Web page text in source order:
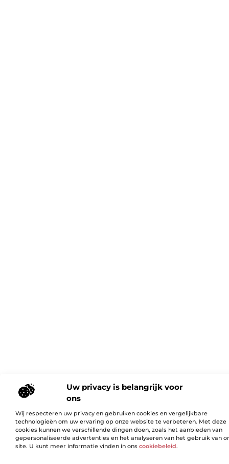
Uw privacy is belangrijk voor
ons
Wij respecteren uw privacy en gebruiken cookies en vergelijkbare
technologieën om uw ervaring op onze website te verbeteren. Met deze
cookies kunnen we verschillende dingen doen, zoals het aanbieden van
gepersonaliseerde advertenties en het analyseren van het gebruik van
site. U kunt meer informatie vinden in ons cookiebeleid.